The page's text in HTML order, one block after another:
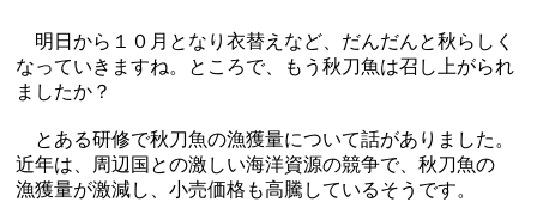
明日から１０月となり衣替えなど、だんだんと秋らしく
なっていきますね。ところで、もう秋刀魚は召し上がられ
ましたか？
とある研修で秋刀魚の漁獲量について話がありました。
近年は、周辺国との激しい海洋資源の競争で、秋刀魚の
漁獲量が激減し、小売価格も高騰しているそうです。